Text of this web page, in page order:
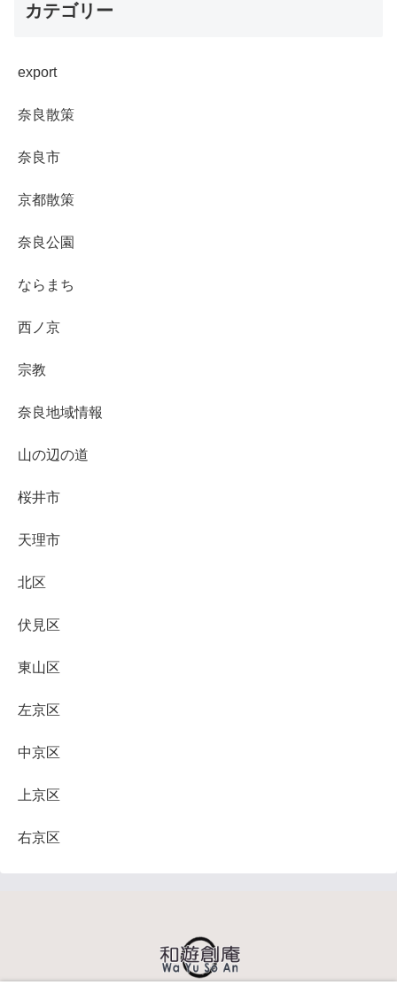
カテゴリー
export
奈良散策
奈良市
京都散策
奈良公園
ならまち
西ノ京
宗教
奈良地域情報
山の辺の道
桜井市
天理市
北区
伏見区
東山区
左京区
中京区
上京区
右京区